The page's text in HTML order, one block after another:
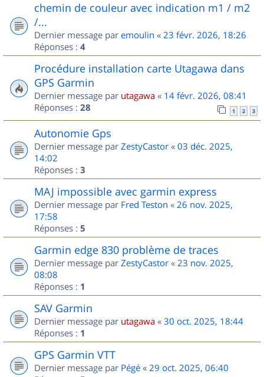
chemin de couleur avec indication m1 / m2
/...
Dernier message par emoulin « 23 févr. 2026, 18:26
Réponses : 4
Procédure installation carte Utagawa dans
GPS Garmin
Dernier message par utagawa « 14 févr. 2026, 08:41
Réponses : 28 1 2 3
Autonomie Gps
Dernier message par ZestyCastor « 03 déc. 2025,
14:02
Réponses : 3
MAJ impossible avec garmin express
Dernier message par Fred Teston « 26 nov. 2025,
17:58
Réponses : 5
Garmin edge 830 problème de traces
Dernier message par ZestyCastor « 23 nov. 2025,
08:08
Réponses : 1
SAV Garmin
Dernier message par utagawa « 30 oct. 2025, 18:44
Réponses : 1
GPS Garmin VTT
Dernier message par Pégé « 29 oct. 2025, 06:40